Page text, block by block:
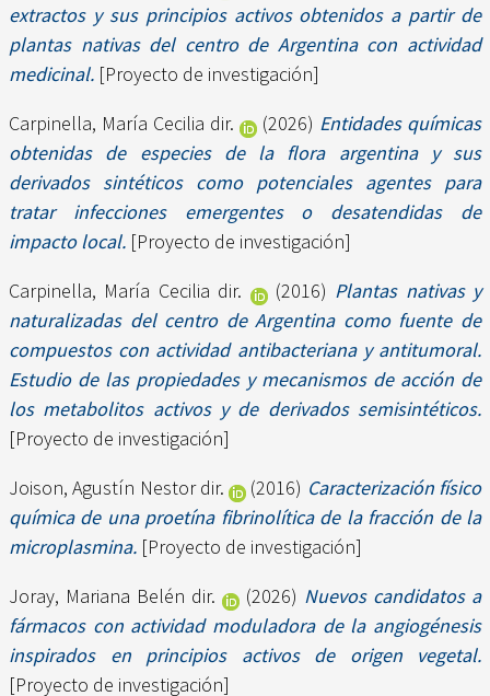
extractos y sus principios activos obtenidos a partir de
plantas nativas del centro de Argentina con actividad
medicinal. [Proyecto de investigación]
Carpinella, María Cecilia dir.
(2026) Entidades químicas
obtenidas de especies de la flora argentina y sus
derivados sintéticos como potenciales agentes para
tratar infecciones emergentes o desatendidas de
impacto local. [Proyecto de investigación]
Carpinella, María Cecilia dir.
(2016) Plantas nativas y
naturalizadas del centro de Argentina como fuente de
compuestos con actividad antibacteriana y antitumoral.
Estudio de las propiedades y mecanismos de acción de
los metabolitos activos y de derivados semisintéticos.
[Proyecto de investigación]
Joison, Agustín Nestor dir.
(2016) Caracterización físico
química de una proetína fibrinolítica de la fracción de la
microplasmina. [Proyecto de investigación]
Joray, Mariana Belén dir.
(2026) Nuevos candidatos a
fármacos con actividad moduladora de la angiogénesis
inspirados en principios activos de origen vegetal.
[Proyecto de investigación]